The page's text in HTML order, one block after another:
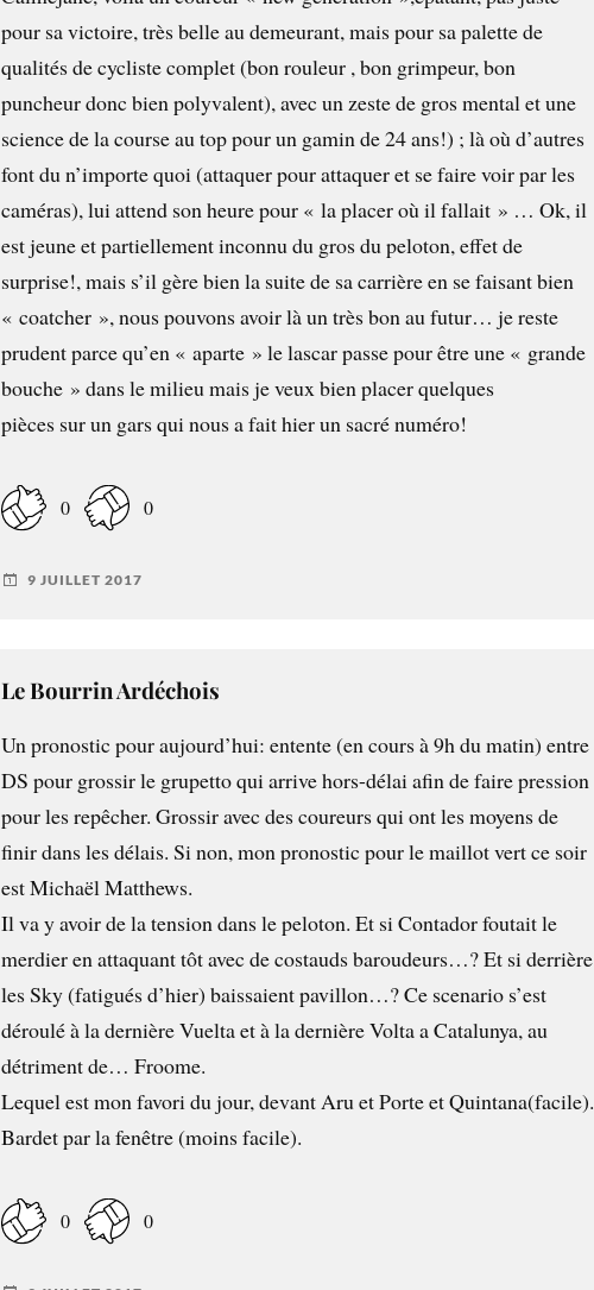
pour sa victoire, très belle au demeurant, mais pour sa palette de
qualités de cycliste complet (bon rouleur , bon grimpeur, bon
puncheur donc bien polyvalent), avec un zeste de gros mental et une
science de la course au top pour un gamin de 24 ans!) ; là où d’autres
font du n’importe quoi (attaquer pour attaquer et se faire voir par les
caméras), lui attend son heure pour « la placer où il fallait » … Ok, il
est jeune et partiellement inconnu du gros du peloton, effet de
surprise!, mais s’il gère bien la suite de sa carrière en se faisant bien
« coatcher », nous pouvons avoir là un très bon au futur… je reste
prudent parce qu’en « aparte » le lascar passe pour être une « grande
bouche » dans le milieu mais je veux bien placer quelques
pièces sur un gars qui nous a fait hier un sacré numéro!
0 0
9 JUILLET 2017
Le Bourrin Ardéchois
Un pronostic pour aujourd’hui: entente (en cours à 9h du matin) entre
DS pour grossir le grupetto qui arrive hors-délai afin de faire pression
pour les repêcher. Grossir avec des coureurs qui ont les moyens de
finir dans les délais. Si non, mon pronostic pour le maillot vert ce soir
est Michaël Matthews.
Il va y avoir de la tension dans le peloton. Et si Contador foutait le
merdier en attaquant tôt avec de costauds baroudeurs…? Et si derrière
les Sky (fatigués d’hier) baissaient pavillon…? Ce scenario s’est
déroulé à la dernière Vuelta et à la dernière Volta a Catalunya, au
détriment de… Froome.
Lequel est mon favori du jour, devant Aru et Porte et Quintana(facile).
Bardet par la fenêtre (moins facile).
0 0